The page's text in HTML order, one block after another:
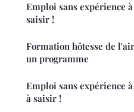
Emploi sans expérience
saisir !
Formation hôtesse de
un programme
Emploi sans expérience
à saisir !